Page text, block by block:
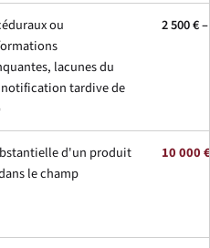
ou
lacunes du
tardive de
2 500 €
d'un produit
le champ
10 000